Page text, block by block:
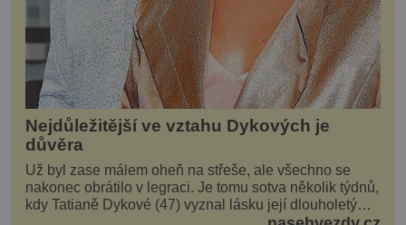
Nejdůležitější ve vztahu Dykových je
důvěra
Už byl zase málem oheň na střeše, ale všechno se
nakonec obrátilo v legraci. Je tomu sotva několik týdnů,
kdy Tatianě Dykové (47) vyznal lásku její dlouholetý